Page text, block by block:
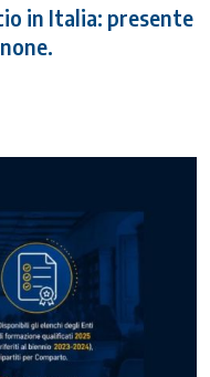
in Italia: presente